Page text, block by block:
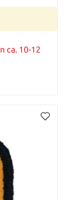
ca. 10-12